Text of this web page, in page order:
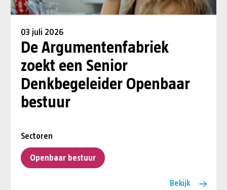
03 juli 2026
De Argumentenfabriek
zoekt een Senior
Denkbegeleider Openbaar
bestuur
Sectoren
Openbaar bestuur
Bekijk